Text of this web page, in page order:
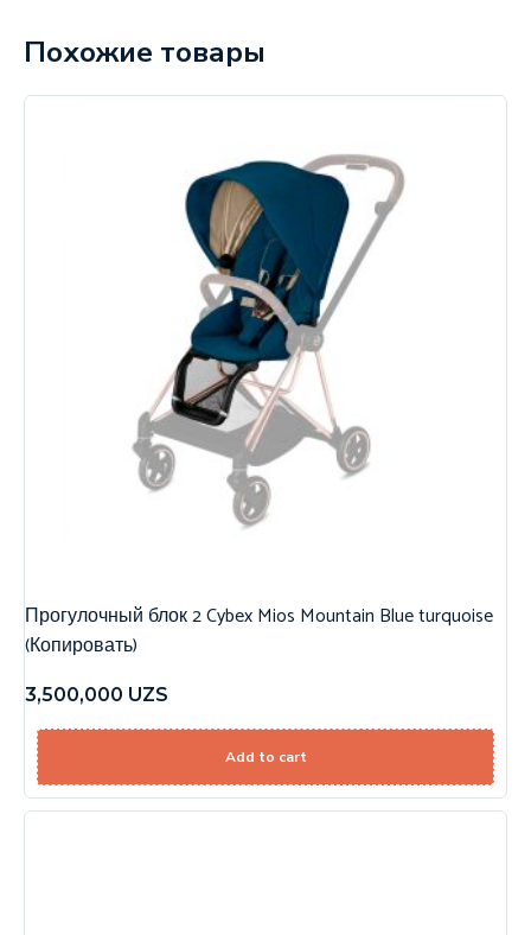
Похожие товары
Прогулочный блок 2 Cybex Mios Mountain Blue turquoise
(Копировать)
3,500,000 UZS
Add to cart